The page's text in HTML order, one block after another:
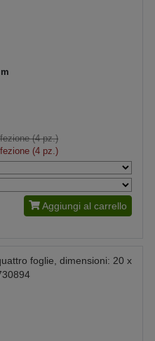
(4 pz.)
(4 pz.)
Aggiungi al carrello
foglie, dimensioni: 20 x